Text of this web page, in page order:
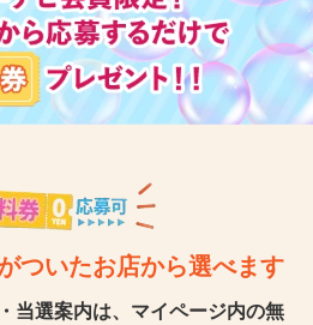
ついたお店から選べます
当選案内は、マイページ内の無